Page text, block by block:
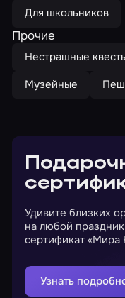
Для школьников
Прочие
Нестрашные
Музейные
Удивите близких
на любой
сертификат «Мира
Узнать